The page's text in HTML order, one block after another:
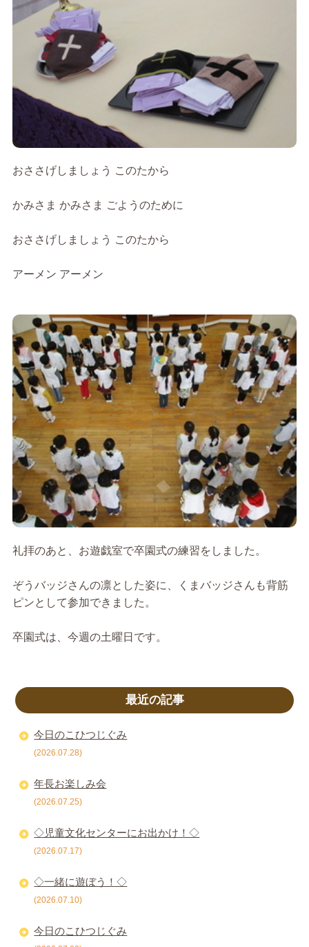
おささげしましょう このたから
かみさま かみさま ごようのために
おささげしましょう このたから
アーメン アーメン
礼拝のあと、お遊戯室で卒園式の練習をしました。
ぞうバッジさんの凛とした姿に、くまバッジさんも背筋
ピンとして参加できました。
卒園式は、今週の土曜日です。
最近の記事
今日のこひつじぐみ
(2026.07.28)
年長お楽しみ会
(2026.07.25)
◇児童文化センターにお出かけ！◇
(2026.07.17)
◇一緒に遊ぼう！◇
(2026.07.10)
今日のこひつじぐみ